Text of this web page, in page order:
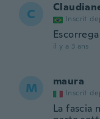
C Inscrit
il y a 3 ans
M maura
Inscrit
La fascia